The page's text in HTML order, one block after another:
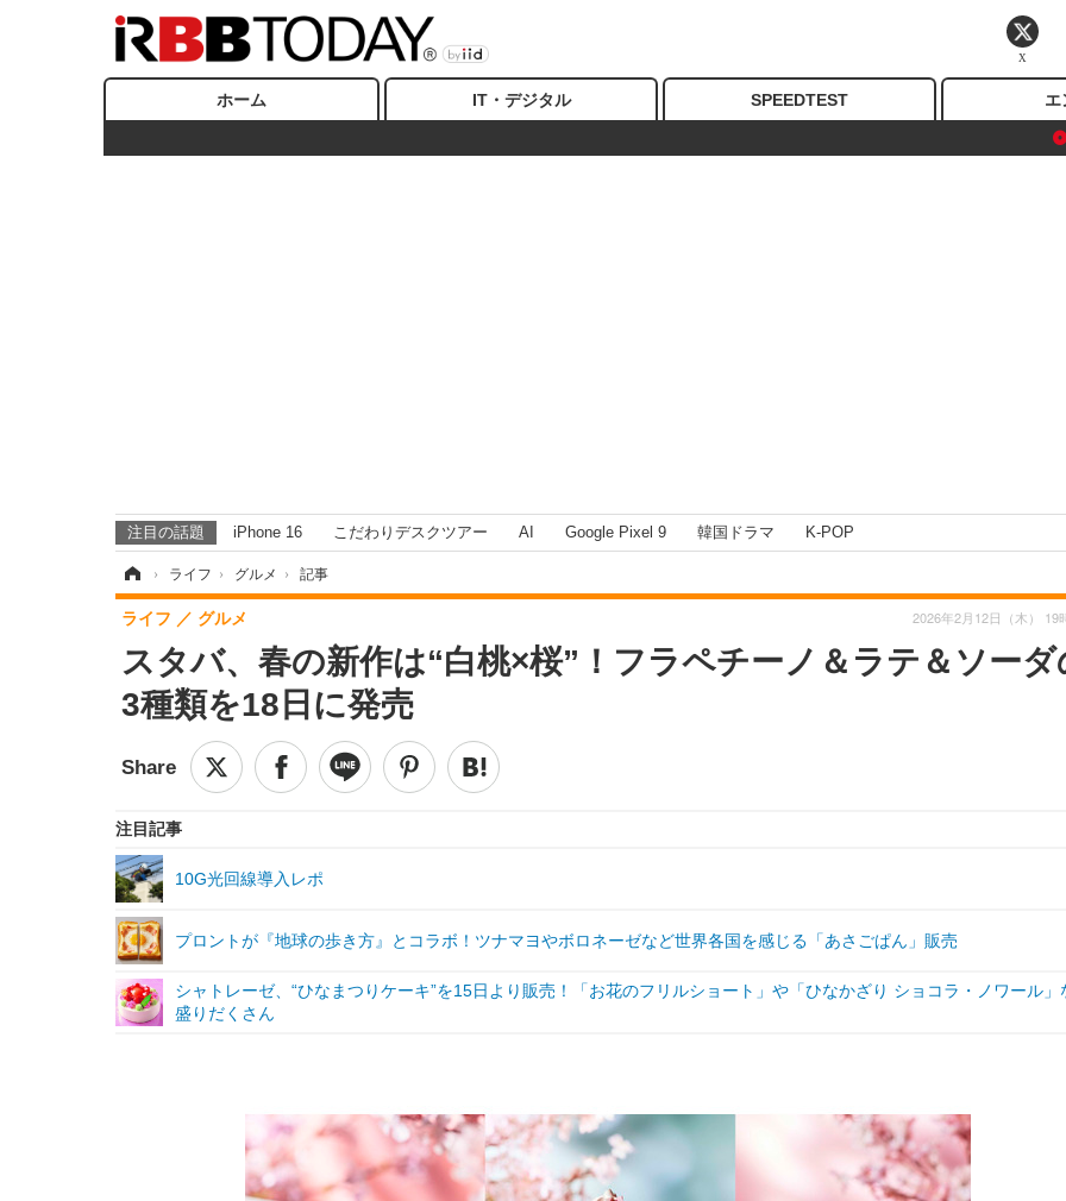
ホーム IT・デジタル SPEEDTEST エ
注目の話題 iPhone 16 こだわりデスクツアー AI Google Pixel 9 韓国ドラマ K-POP
› ライフ › グルメ › 記事
スタバ、春の新作は“白桃×桜”！フラペチーノ＆ラテ＆ソーダ
3種類を18日に発売
ライフ グルメ 2026年2月12日（木） 19
注目記事
10G光回線導入レポ
プロントが『地球の歩き方』とコラボ！ツナマヨやボロネーゼなど世界各国を感じる「あさごぱん」販売
シャトレーゼ、“ひなまつりケーキ”を15日より販売！「お花のフリルショート」や「ひなかざり ショコラ・ノワール」
盛りだくさん
X